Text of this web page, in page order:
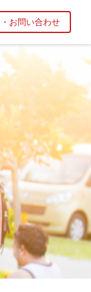
お問い合わせ